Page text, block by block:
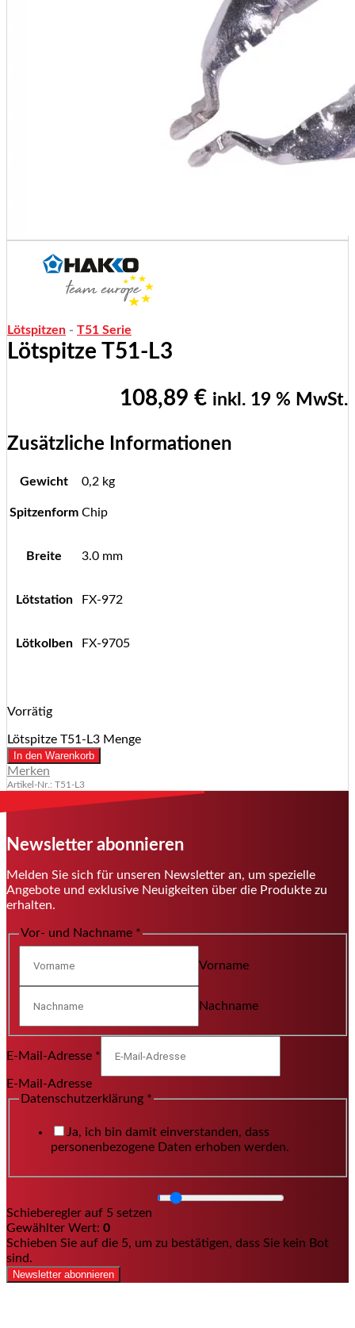
Lötspitzen - T51 Serie
Lötspitze T51-L3
108,89 € inkl. 19 % MwSt.
Zusätzliche Informationen
Gewicht 0,2 kg
Spitzenform Chip
Breite 3.0 mm
Lötstation FX-972
Lötkolben FX-9705
Vorrätig
Lötspitze T51-L3 Menge
In den Warenkorb
Merken
Artikel-Nr.: T51-L3
Newsletter abonnieren
Melden Sie sich für unseren Newsletter an, um spezielle
Angebote und exklusive Neuigkeiten über die Produkte zu
erhalten.
Vor- und Nachname *
Vorname
Nachname
E-Mail-Adresse *
E-Mail-Adresse
Datenschutzerklärung *
Ja, ich bin damit einverstanden, dass
personenbezogene Daten erhoben werden.
Schieberegler auf 5 setzen
Gewählter Wert: 0
Schieben Sie auf die 5, um zu bestätigen, dass Sie kein Bot
sind.
Newsletter abonnieren